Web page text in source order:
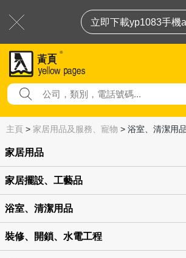
立即下載yp1083手機
主頁 > 家居用品及服務、寵物 > 浴室、清潔用品
家居用品
家居擺設、工藝品
浴室、清潔用品
裝修、開鎖、水電工程